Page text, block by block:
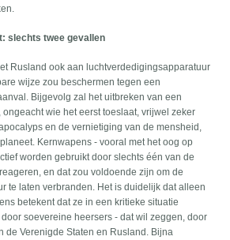
slechts twee gevallen
Rusland ook aan luchtverdedigingsapparatuur
wijze zou beschermen tegen een
Bijgevolg zal het uitbreken van een
wie het eerst toeslaat, vrijwel zeker
en de vernietiging van de mensheid,
Kernwapens - vooral met het oog op
worden gebruikt door slechts één van de
en dat zou voldoende zijn om de
te laten verbranden. Het is duidelijk dat alleen
betekent dat ze in een kritieke situatie
soevereine heersers - dat wil zeggen, door
de Verenigde Staten en Rusland. Bijna